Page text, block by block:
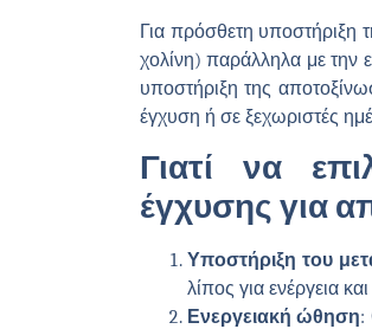
Για πρόσθετη υποστήριξη
χολίνη) παράλληλα με την
υποστήριξη της
έγχυση ή σε ξεχωριστές
Γιατί να
έγχυσης για
Υποστήριξη του
λίπος για ενέργεια
Ενεργειακή ώθηση: